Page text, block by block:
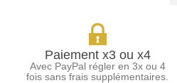
Paiement x3 ou x4
Avec PayPal régler en 3x ou 4
fois sans frais supplémentaires.